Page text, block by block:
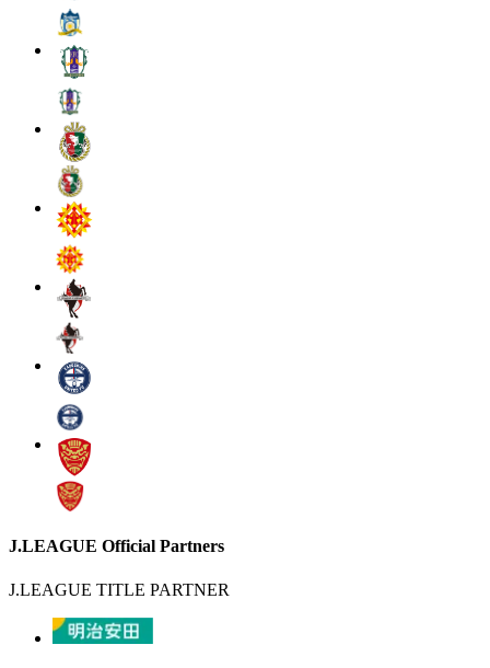
J.LEAGUE Official Partners
J.LEAGUE TITLE PARTNER